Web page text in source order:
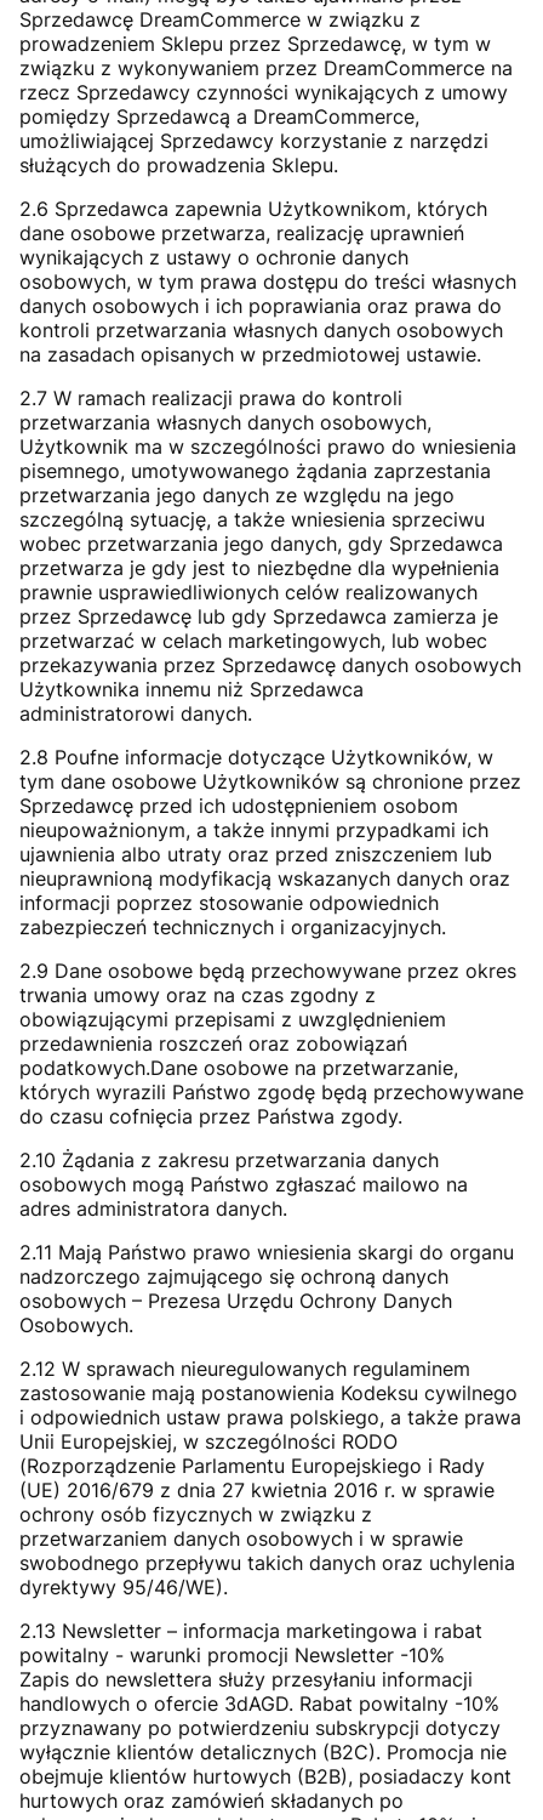
Sprzedawcę DreamCommerce w związku z
prowadzeniem Sklepu przez Sprzedawcę, w tym w
związku z wykonywaniem przez DreamCommerce na
rzecz Sprzedawcy czynności wynikających z umowy
pomiędzy Sprzedawcą a DreamCommerce,
umożliwiającej Sprzedawcy korzystanie z narzędzi
służących do prowadzenia Sklepu.
2.6 Sprzedawca zapewnia Użytkownikom, których
dane osobowe przetwarza, realizację uprawnień
wynikających z ustawy o ochronie danych
osobowych, w tym prawa dostępu do treści własnych
danych osobowych i ich poprawiania oraz prawa do
kontroli przetwarzania własnych danych osobowych
na zasadach opisanych w przedmiotowej ustawie.
2.7 W ramach realizacji prawa do kontroli
przetwarzania własnych danych osobowych,
Użytkownik ma w szczególności prawo do wniesienia
pisemnego, umotywowanego żądania zaprzestania
przetwarzania jego danych ze względu na jego
szczególną sytuację, a także wniesienia sprzeciwu
wobec przetwarzania jego danych, gdy Sprzedawca
przetwarza je gdy jest to niezbędne dla wypełnienia
prawnie usprawiedliwionych celów realizowanych
przez Sprzedawcę lub gdy Sprzedawca zamierza je
przetwarzać w celach marketingowych, lub wobec
przekazywania przez Sprzedawcę danych osobowych
Użytkownika innemu niż Sprzedawca
administratorowi danych.
2.8 Poufne informacje dotyczące Użytkowników, w
tym dane osobowe Użytkowników są chronione przez
Sprzedawcę przed ich udostępnieniem osobom
nieupoważnionym, a także innymi przypadkami ich
ujawnienia albo utraty oraz przed zniszczeniem lub
nieuprawnioną modyfikacją wskazanych danych oraz
informacji poprzez stosowanie odpowiednich
zabezpieczeń technicznych i organizacyjnych.
2.9 Dane osobowe będą przechowywane przez okres
trwania umowy oraz na czas zgodny z
obowiązującymi przepisami z uwzględnieniem
przedawnienia roszczeń oraz zobowiązań
podatkowych.Dane osobowe na przetwarzanie,
których wyrazili Państwo zgodę będą przechowywane
do czasu cofnięcia przez Państwa zgody.
2.10 Żądania z zakresu przetwarzania danych
osobowych mogą Państwo zgłaszać mailowo na
adres administratora danych.
2.11 Mają Państwo prawo wniesienia skargi do organu
nadzorczego zajmującego się ochroną danych
osobowych – Prezesa Urzędu Ochrony Danych
Osobowych.
2.12 W sprawach nieuregulowanych regulaminem
zastosowanie mają postanowienia Kodeksu cywilnego
i odpowiednich ustaw prawa polskiego, a także prawa
Unii Europejskiej, w szczególności RODO
(Rozporządzenie Parlamentu Europejskiego i Rady
(UE) 2016/679 z dnia 27 kwietnia 2016 r. w sprawie
ochrony osób fizycznych w związku z
przetwarzaniem danych osobowych i w sprawie
swobodnego przepływu takich danych oraz uchylenia
dyrektywy 95/46/WE).
2.13 Newsletter – informacja marketingowa i rabat
powitalny - warunki promocji Newsletter -10%
Zapis do newslettera służy przesyłaniu informacji
handlowych o ofercie 3dAGD. Rabat powitalny -10%
przyznawany po potwierdzeniu subskrypcji dotyczy
wyłącznie klientów detalicznych (B2C). Promocja nie
obejmuje klientów hurtowych (B2B), posiadaczy kont
hurtowych oraz zamówień składanych po